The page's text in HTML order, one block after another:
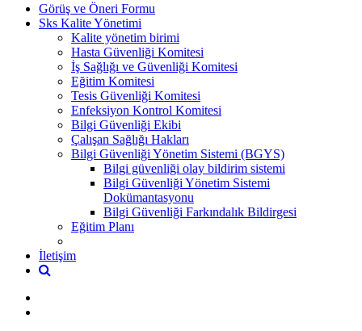
Görüş ve Öneri Formu
Sks Kalite Yönetimi
Kalite yönetim birimi
Hasta Güvenliği Komitesi
İş Sağlığı ve Güvenliği Komitesi
Eğitim Komitesi
Tesis Güvenliği Komitesi
Enfeksiyon Kontrol Komitesi
Bilgi Güvenliği Ekibi
Çalışan Sağlığı Hakları
Bilgi Güvenliği Yönetim Sistemi (BGYS)
Bilgi güvenliği olay bildirim sistemi
Bilgi Güvenliği Yönetim Sistemi
Dokümantasyonu
Bilgi Güvenliği Farkındalık Bildirgesi
Eğitim Planı
İletişim